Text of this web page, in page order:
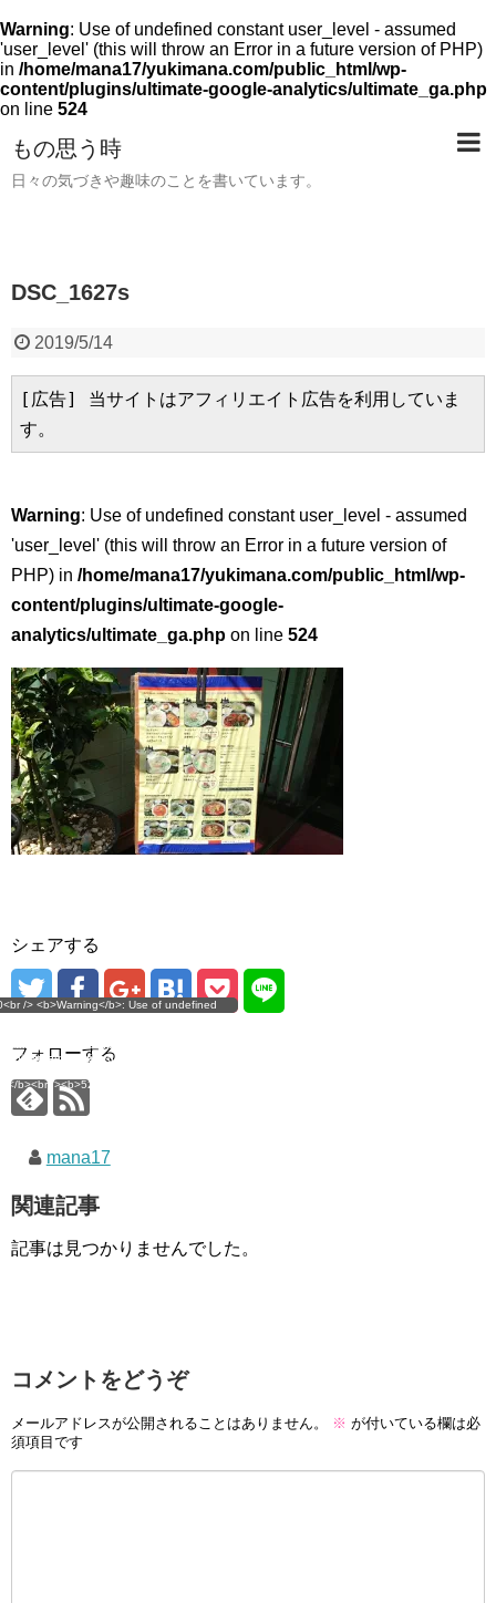
Warning: Use of undefined constant user_level - assumed
'user_level' (this will throw an Error in a future version of PHP)
in /home/mana17/yukimana.com/public_html/wp-
content/plugins/ultimate-google-analytics/ultimate_ga.php
on line 524
もの思う時
日々の気づきや趣味のことを書いています。
DSC_1627s
2019/5/14
[広告] 当サイトはアフィリエイト広告を利用していま
す。
Warning: Use of undefined constant user_level - assumed
'user_level' (this will throw an Error in a future version of
PHP) in /home/mana17/yukimana.com/public_html/wp-
content/plugins/ultimate-google-
analytics/ultimate_ga.php on line 524
シェアする
error
b>: Use of undefined
public_html/wp-
ultimate-google-
b><br />
/> <b>Warning</b>: Use of undefined
mana17/yukimana.com/public_html/wp-
content/plugins/ultimate-google-
<b>524</b><br />
フォローする
mana17
関連記事
記事は見つかりませんでした。
コメントをどうぞ
メールアドレスが公開されることはありません。 ※ が付いている欄は必
須項目です